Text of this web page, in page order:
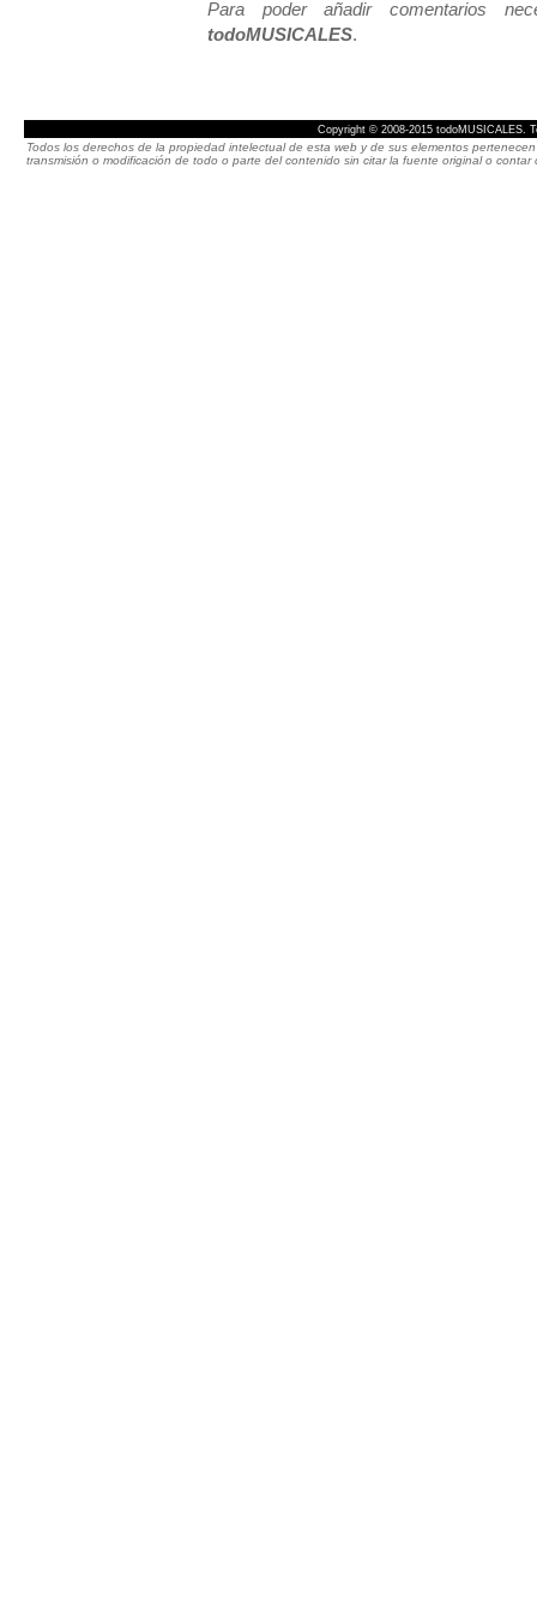
Para poder añadir comentarios
todoMUSICALES.
Copyright © 2008-2015 todoMUSICALES.
Todos los derechos de la propiedad intelectual de esta web y de sus elementos
transmisión o modificación de todo o parte del contenido sin citar la fuente original o